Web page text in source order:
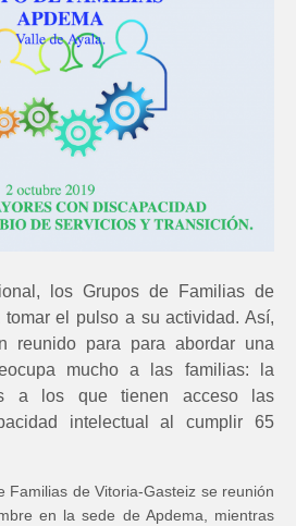
los Grupos de Familias de
el pulso a su actividad. Así,
reunido para para abordar una
mucho a las familias: la
a los que tienen acceso las
intelectual al cumplir 65
Familias de Vitoria-Gasteiz se reunión
en la sede de Apdema, mientras